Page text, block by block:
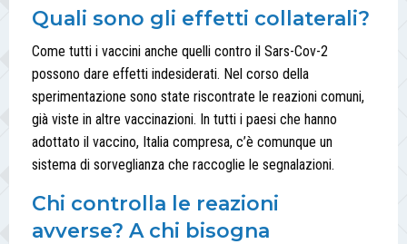
Quali sono gli effetti collaterali?
Come tutti i vaccini anche quelli contro il Sars-Cov-2
possono dare effetti indesiderati. Nel corso della
sperimentazione sono state riscontrate le reazioni comuni,
già viste in altre vaccinazioni. In tutti i paesi che hanno
adottato il vaccino, Italia compresa, c’è comunque un
sistema di sorveglianza che raccoglie le segnalazioni.
Chi controlla le reazioni
avverse? A chi bisogna